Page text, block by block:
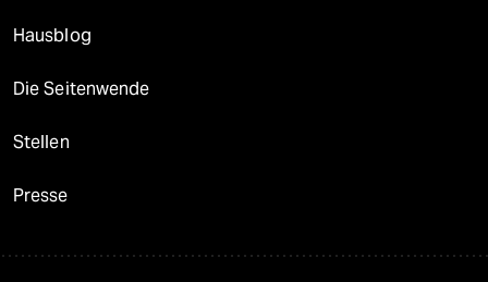
Hausblog
Die Seitenwende
Stellen
Presse